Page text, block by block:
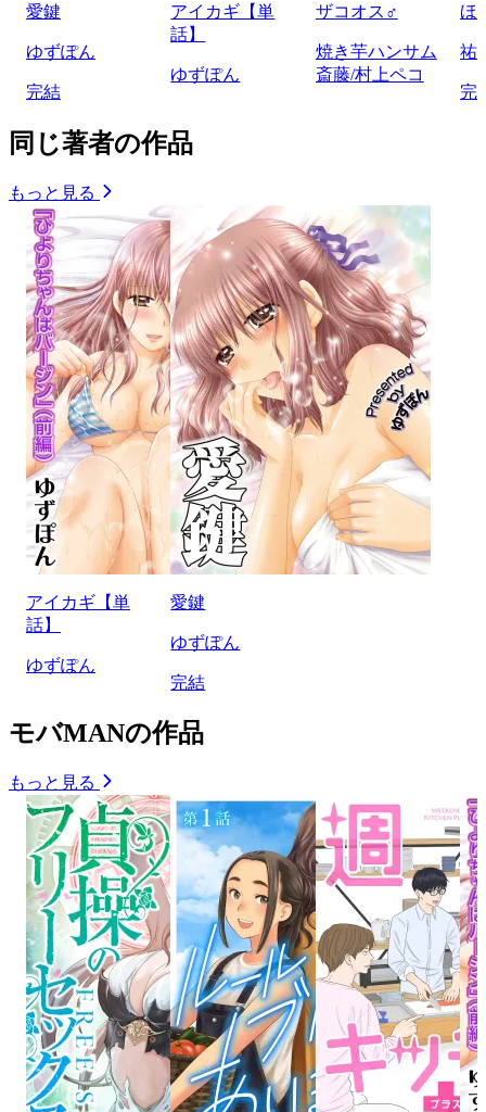
愛鍵
ゆずぽん
完結
アイカギ【単
話】
ゆずぽん
ザコオス♂
焼き芋ハンサム
斎藤/村上ペコ
ほ
祐
完
同じ著者の作品
もっと見る
アイカギ【単
話】
ゆずぽん
愛鍵
ゆずぽん
完結
モバMANの作品
もっと見る